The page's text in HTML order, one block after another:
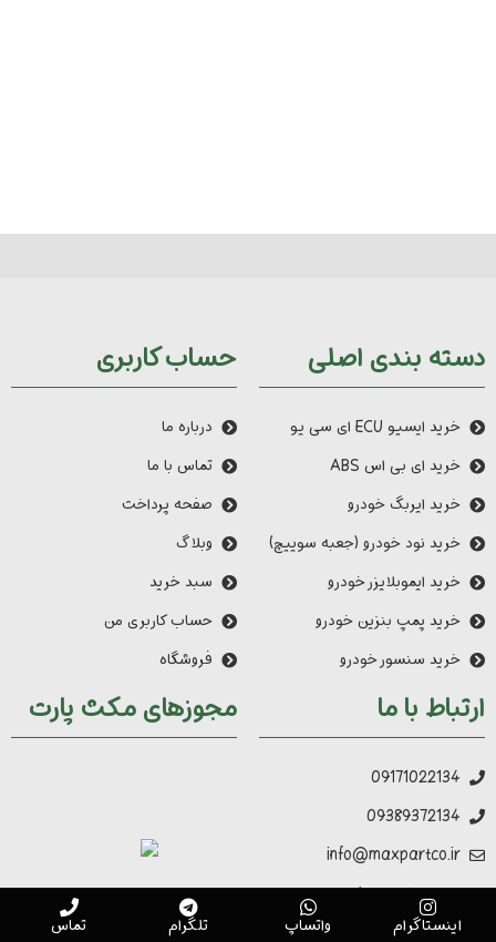
دسته بندی اصلی
خرید ایسیو ECU ای سی یو
خرید ای بی اس ABS
خرید ایربگ خودرو
خرید نود خودرو (جعبه سوییچ)
خرید ایموبلایزر خودرو
خرید پمپ بنزین خودرو
خرید سنسور خودرو
حساب کاربری
درباره ما
تماس با ما
صفحه پرداخت
وبلاگ
سبد خرید
حساب کاربری من
فروشگاه
ارتباط با ما
09171022134
09389372134
info@maxpartco.ir
شیراز، بلوار امیر کبیر، نبش
خیابان فاخته یک
مجوزهای مکث پارت
اینستاگرام واتساپ تلگرام تماس